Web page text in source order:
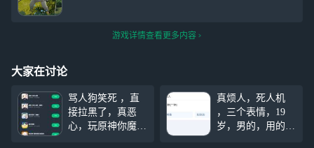
游戏详情查看更多内容
大家在讨论
骂人狗笑死 ，直
接拉黑了，真恶
心，玩原神你魔怔
真烦人，死人机
，三个表情，19
岁，男的，用的手